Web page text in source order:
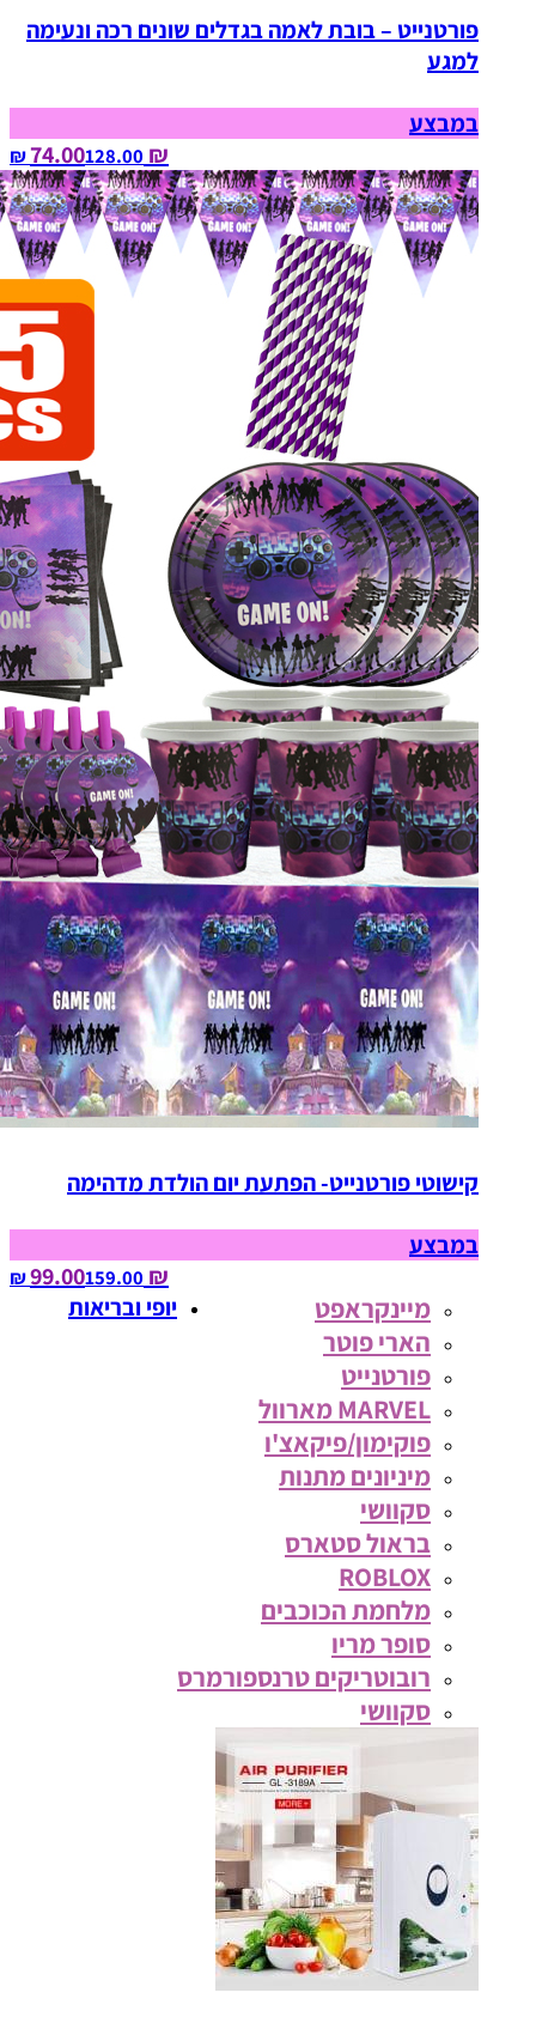
פורטנייט – בובת לאמה בגדלים שונים רכה ונעימה
למגע
במבצע
₪ 74.00
128.00‏ ₪
קישוטי פורטנייט- הפתעת יום הולדת מדהימה
במבצע
₪ 99.00
159.00‏ ₪
מיינקראפט
הארי פוטר
פורטנייט
MARVEL מארוול
פוקימון/פיקאצ'ו
מיניונים מתנות
סקוושי
בראול סטארס
ROBLOX
מלחמת הכוכבים
סופר מריו
רובוטריקים טרנספורמרס
סקוושי
יופי ובריאות